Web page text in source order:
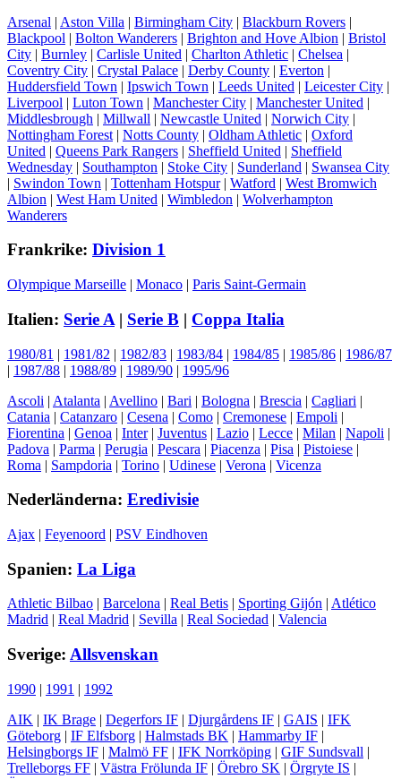
Arsenal | Aston Villa | Birmingham City | Blackburn Rovers |
Blackpool | Bolton Wanderers | Brighton and Hove Albion | Bristol
City | Burnley | Carlisle United | Charlton Athletic | Chelsea |
Coventry City | Crystal Palace | Derby County | Everton |
Huddersfield Town | Ipswich Town | Leeds United | Leicester City |
Liverpool | Luton Town | Manchester City | Manchester United |
Middlesbrough | Millwall | Newcastle United | Norwich City |
Nottingham Forest | Notts County | Oldham Athletic | Oxford
United | Queens Park Rangers | Sheffield United | Sheffield
Wednesday | Southampton | Stoke City | Sunderland | Swansea City
| Swindon Town | Tottenham Hotspur| Watford | West Bromwich
Albion | West Ham United | Wimbledon | Wolverhampton
Wanderers
Frankrike: Division 1
Olympique Marseille | Monaco | Paris Saint-Germain
Italien: Serie A | Serie B | Coppa Italia
1980/81 | 1981/82 | 1982/83 | 1983/84 | 1984/85 | 1985/86 | 1986/87
| 1987/88 | 1988/89 | 1989/90 | 1995/96
Ascoli | Atalanta | Avellino | Bari | Bologna | Brescia | Cagliari |
Catania | Catanzaro | Cesena | Como | Cremonese | Empoli |
Fiorentina | Genoa | Inter| Juventus | Lazio | Lecce | Milan | Napoli |
Padova | Parma | Perugia | Pescara | Piacenza | Pisa | Pistoiese |
Roma | Sampdoria | Torino | Udinese | Verona | Vicenza
Nederländerna: Eredivisie
Ajax | Feyenoord | PSV Eindhoven
Spanien: La Liga
Athletic Bilbao | Barcelona | Real Betis | Sporting Gijón | Atlético
Madrid | Real Madrid | Sevilla | Real Sociedad | Valencia
Sverige: Allsvenskan
1990 | 1991 | 1992
AIK | IK Brage | Degerfors IF | Djurgårdens IF | GAIS | IFK
Göteborg | IF Elfsborg | Halmstads BK | Hammarby IF |
Helsingborgs IF | Malmö FF | IFK Norrköping | GIF Sundsvall |
Trelleborgs FF | Västra Frölunda IF | Örebro SK | Örgryte IS |